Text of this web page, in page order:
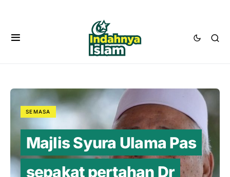
SEMASA
Majlis Syura Ulama Pas
sepakat pertahan Dr